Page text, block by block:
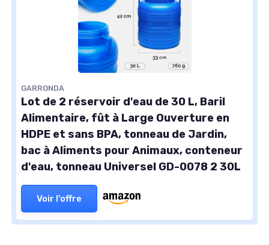
GARRONDA
Lot de 2 réservoir d'eau de 30 L, Baril
Alimentaire, fût à Large Ouverture en
HDPE et sans BPA, tonneau de Jardin,
bac à Aliments pour Animaux, conteneur
d'eau, tonneau Universel GD-0078 2 30L
Voir l'offre